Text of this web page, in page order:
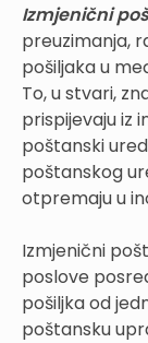
Izmjenični
preuzimanja,
pošiljaka u
To, u stvari,
prispijevaju iz
poštanski
poštanskog
otpremaju u
Izmjenični
poslove
pošiljka od
poštansku